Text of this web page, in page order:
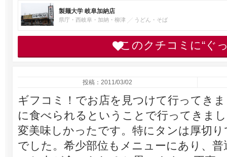
製麺大学 岐阜加納店
県庁・西岐阜・加納・柳津 うどん・そば
このクチコミに“ぐ
投稿：2011/03/02
ギフコミ！でお店を見つけて行ってき
に食べられるということで行ってきま
変美味しかったです。特にタンは厚切
でした。希少部位もメニューにあり、